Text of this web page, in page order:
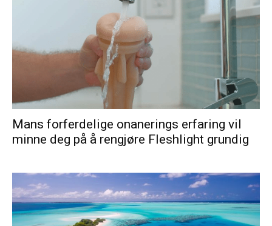
Mans forferdelige onanerings erfaring vil
minne deg på å rengjøre Fleshlight grundig